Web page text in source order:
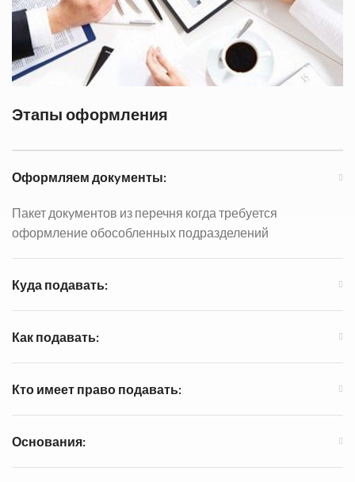
Этапы оформления
Оформляем докyменты:
Пакет докyментов из перечня когда требуется
оформление обособленных подразделений
Куда подавать:
Как подавать:
Кто имеет право подавать:
Основания: